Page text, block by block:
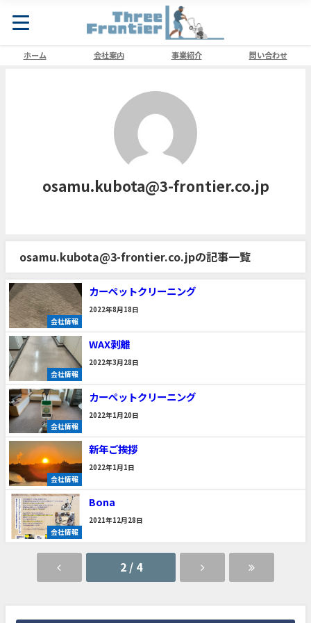
ホーム 会社案内 事業紹介 問い合わせ
osamu.kubota@3-frontier.co.jp
osamu.kubota@3-frontier.co.jpの記事一覧
会社情報
カーペットクリーニング
2022年8月18日
会社情報
WAX剥離
2022年3月28日
会社情報
カーペットクリーニング
2022年1月20日
会社情報
新年ご挨拶
2022年1月1日
会社情報
Bona
2021年12月28日
2 / 4